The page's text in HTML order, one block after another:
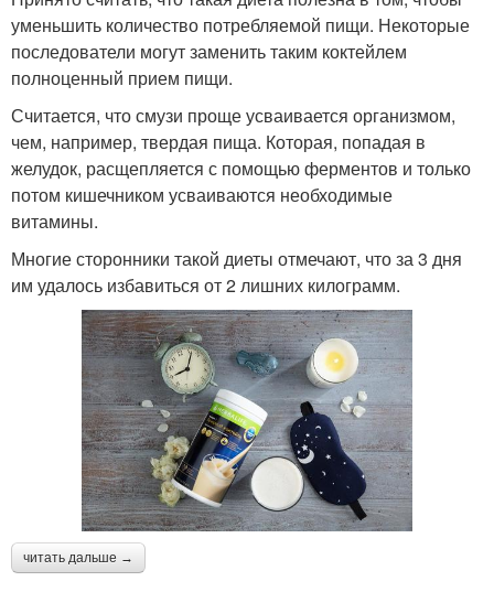
уменьшить количество потребляемой пищи. Некоторые
последователи могут заменить таким коктейлем
полноценный прием пищи.
Считается, что смузи проще усваивается организмом,
чем, например, твердая пища. Которая, попадая в
желудок, расщепляется с помощью ферментов и только
потом кишечником усваиваются необходимые
витамины.
Многие сторонники такой диеты отмечают, что за 3 дня
им удалось избавиться от 2 лишних килограмм.
читать дальше →